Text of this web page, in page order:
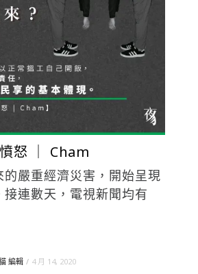
怒 ｜ Cham
的嚴重經濟災害，開始呈現
連數天，電視新聞均有
編輯 4 月 14, 2020